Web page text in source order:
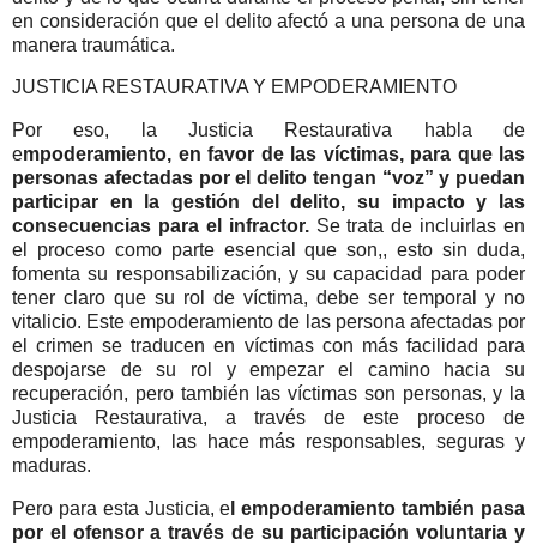
en consideración que el delito afectó a una persona de una
manera traumática.
JUSTICIA RESTAURATIVA Y EMPODERAMIENTO
Por eso, la Justicia Restaurativa habla de
empoderamiento, en favor de las víctimas, para que las
personas afectadas por el delito tengan “voz” y puedan
participar en la gestión del delito, su impacto y las
consecuencias para el infractor. Se trata de incluirlas en
el proceso como parte esencial que son,, esto sin duda,
fomenta su responsabilización, y su capacidad para poder
tener claro que su rol de víctima, debe ser temporal y no
vitalicio. Este empoderamiento de las persona afectadas por
el crimen se traducen en víctimas con más facilidad para
despojarse de su rol y empezar el camino hacia su
recuperación, pero también las víctimas son personas, y la
Justicia Restaurativa, a través de este proceso de
empoderamiento, las hace más responsables, seguras y
maduras.
Pero para esta Justicia, e l empoderamiento también pasa
por el ofensor a través de su participación voluntaria y